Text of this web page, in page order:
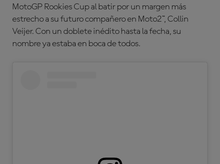
MotoGP Rookies Cup al batir por un margen más
estrecho a su futuro compañero en Moto2™, Collin
Veijer. Con un doblete inédito hasta la fecha, su
nombre ya estaba en boca de todos.